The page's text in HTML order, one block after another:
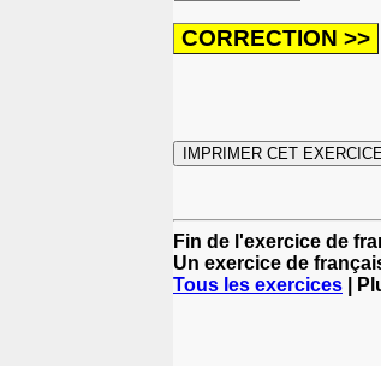
Fin de l'exercice de
Un exercice de
Tous les exercices |